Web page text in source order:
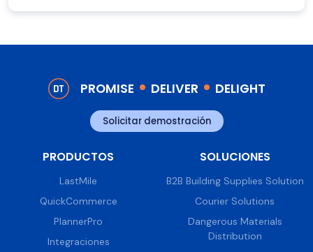
PROMISE DELIVER DELIGHT
Solicitar demostración
PRODUCTOS
LastMile
QuickCommerce
PlannerPro
Integraciones
SOLUCIONES
B2B Building Supplies Solution
Courier Solutions
Dangerous Materials
Distribution